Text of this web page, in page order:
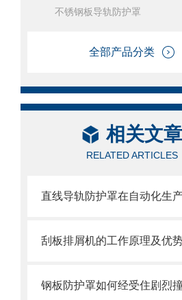
不锈钢板导轨防护罩
全部产品分类
相关文章
RELATED ARTICLES
刮板排屑机的工作原理及优
钢板防护罩如何经受住剧烈